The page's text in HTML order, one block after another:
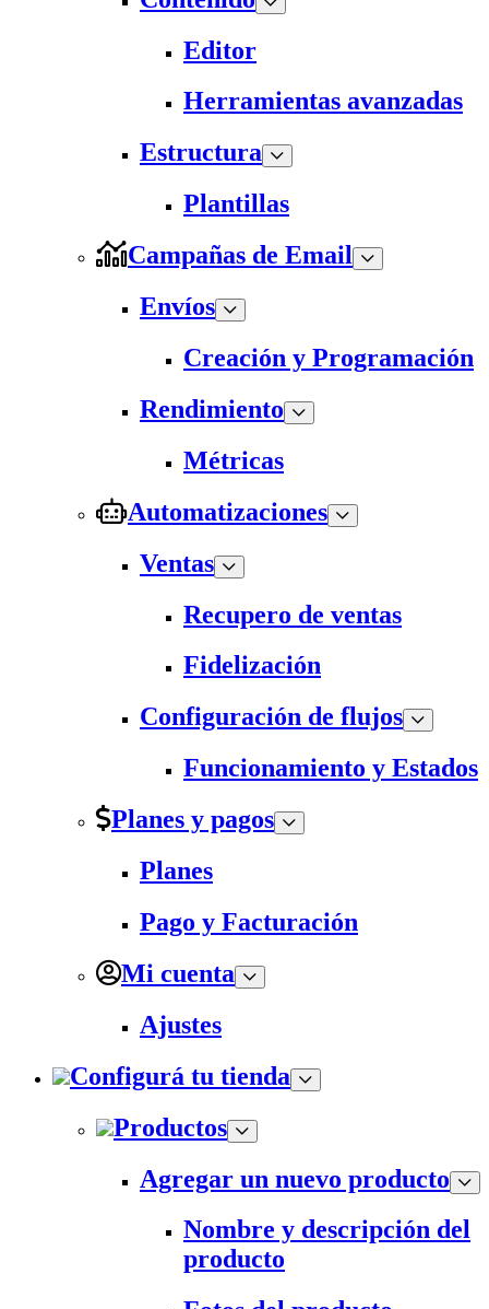
Editor
Herramientas avanzadas
Estructura
Plantillas
Campañas de Email
Envíos
Creación y Programación
Rendimiento
Métricas
Automatizaciones
Ventas
Recupero de ventas
Fidelización
Configuración de flujos
Funcionamiento y Estados
Planes y pagos
Planes
Pago y Facturación
Mi cuenta
Ajustes
Configurá tu tienda
Productos
Agregar un nuevo producto
Nombre y descripción del
producto